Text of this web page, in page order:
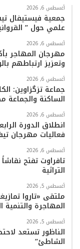
و
ك
أغسطس 6, 2026
جمعية فيستيفال
علمي حول ”
أغسطس 6, 2026
مهرجان المهاجر
وتعزيز ارتباطهم
أغسطس 6, 2026
جماعة تزگزاوين:
الساكنة والجماعة
أغسطس 6, 2026
انطلاق الدورة
فعاليات مهرجان
أغسطس 6, 2026
تافراوت تفتح
التراثية
أغسطس 5, 2026
ملتقى «تاروا
المهاجرة والتنمية
أغسطس 5, 2026
الناظور تستعد
الشاطئ”